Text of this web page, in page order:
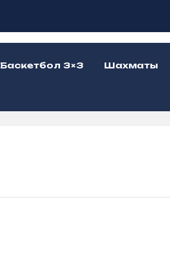
Баскетбол 3×3 Шахматы